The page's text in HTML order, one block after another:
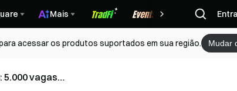
Mais Recompensas
acessar os produtos suportados em sua região. Mudar
vagas